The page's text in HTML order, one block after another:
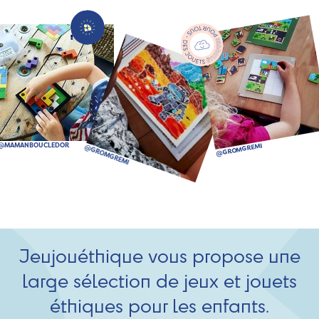
Jeujouéthique vous propose une
large sélection de jeux et jouets
éthiques pour les enfants.